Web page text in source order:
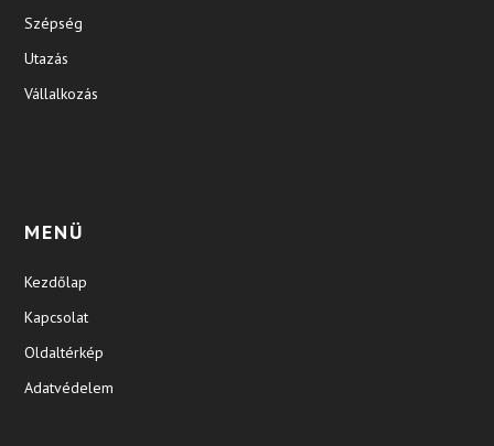
Szépség
Utazás
Vállalkozás
MENÜ
Kezdőlap
Kapcsolat
Oldaltérkép
Adatvédelem